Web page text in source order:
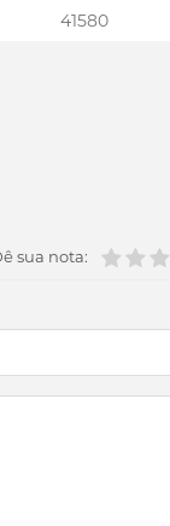
41580
sua nota: